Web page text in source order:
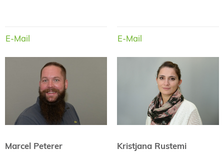
E-Mail E-Mail
Marcel Peterer
Marcel Peterer
Kristjana Rustemi
Kristjana Rustemi